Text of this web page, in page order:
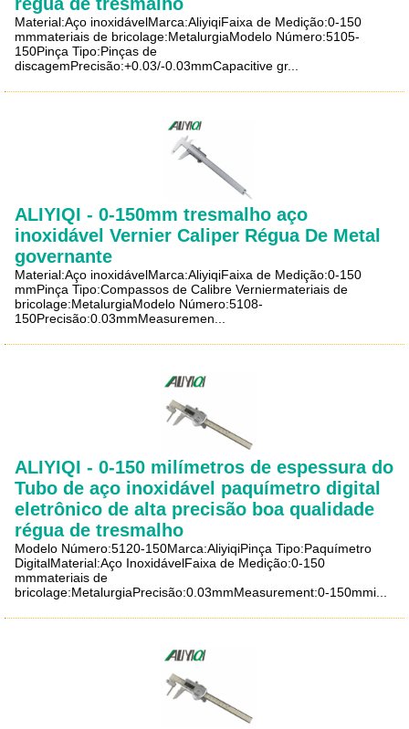
Material:Aço inoxidávelMarca:AliyiqiFaixa de Medição:0-150
mmmateriais de bricolage:MetalurgiaModelo Número:5105-
150Pinça Tipo:Pinças de
discagemPrecisão:+0.03/-0.03mmCapacitive gr...
ALIYIQI - 0-150mm tresmalho aço
inoxidável Vernier Caliper Régua De Metal
governante
Material:Aço inoxidávelMarca:AliyiqiFaixa de Medição:0-150
mmPinça Tipo:Compassos de Calibre Verniermateriais de
bricolage:MetalurgiaModelo Número:5108-
150Precisão:0.03mmMeasuremen...
ALIYIQI - 0-150 milímetros de espessura do
Tubo de aço inoxidável paquímetro digital
eletrônico de alta precisão boa qualidade
régua de tresmalho
Modelo Número:5120-150Marca:AliyiqiPinça Tipo:Paquímetro
DigitalMaterial:Aço InoxidávelFaixa de Medição:0-150
mmmateriais de
bricolage:MetalurgiaPrecisão:0.03mmMeasurement:0-150mmi...